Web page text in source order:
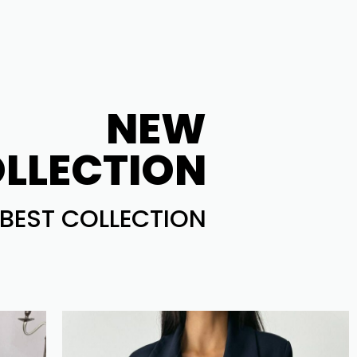
NEW
BEST COLLECTION